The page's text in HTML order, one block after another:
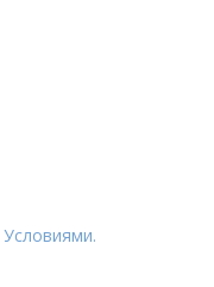
Условиями.